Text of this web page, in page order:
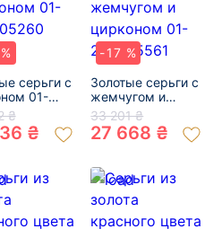
серьги с
01-
₴
₴
-17 %
Золотые серьги с
жемчугом и
цирконом 01-
200585561
33 201 ₴
27 668 ₴